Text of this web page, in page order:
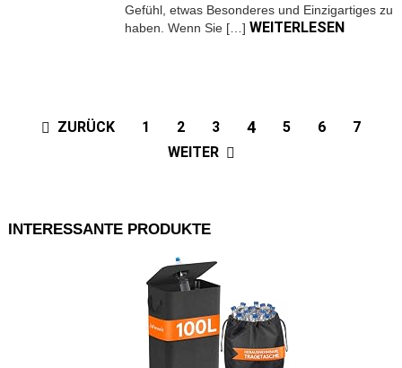
Gefühl, etwas Besonderes und Einzigartiges zu
haben. Wenn Sie […] WEITERLESEN
ZURÜCK 1 2 3 4 5 6
7
WEITER
INTERESSANTE PRODUKTE